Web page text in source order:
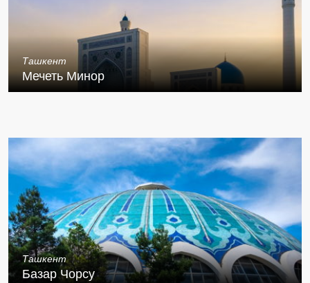
Ташкент
Мечеть Минор
Ташкент
Базар Чорсу